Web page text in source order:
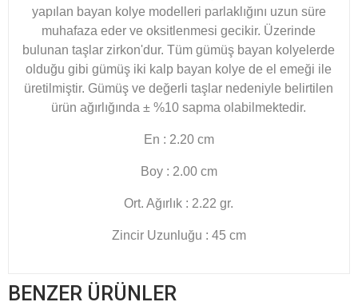
yapılan bayan kolye modelleri parlaklığını uzun süre
muhafaza eder ve oksitlenmesi gecikir. Üzerinde
bulunan taşlar zirkon'dur. Tüm gümüş bayan kolyelerde
olduğu gibi gümüş iki kalp bayan kolye de el emeği ile
üretilmiştir. Gümüş ve değerli taşlar nedeniyle belirtilen
ürün ağırlığında ± %10 sapma olabilmektedir.
En : 2.20 cm
Boy : 2.00 cm
Ort. Ağırlık : 2.22 gr.
Zincir Uzunluğu : 45 cm
BENZER ÜRÜNLER